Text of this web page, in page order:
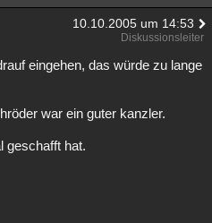
10.10.2005 um 14:53
Diskussionsleiter
eingehen, das würde zu lange
war ein guter kanzler.
geschafft hat.